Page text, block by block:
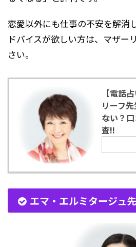
恋愛以外にも仕事の不安を解消
ドバイスが欲しい方は、マザー
さい。
【電話
リーフ
ない？
査!!
エマ・エルミタージュ